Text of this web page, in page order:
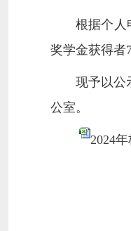
根据个人
奖学金获得者
现予以公
公室。
2024